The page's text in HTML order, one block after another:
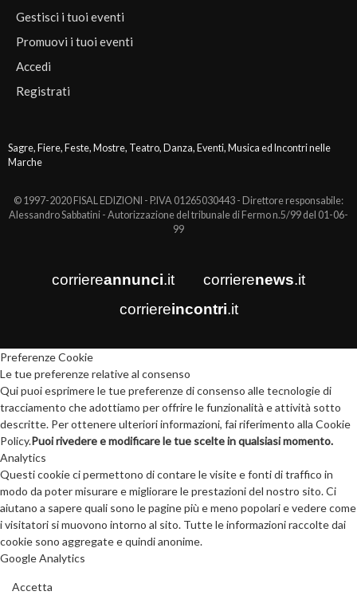
Gestisci i tuoi eventi
Promuovi i tuoi eventi
Accedi
Registrati
Sagre, Fiere, Feste, Mostre, Teatro, Danza, Eventi, Musica ed Incontri nelle
Marche
© 1997-2020 FISAL EDIZIONI - P.IVA 01265030443 - Direttore responsabile:
Alessandro Sabbatini - Autorizzazione del tribunale di Fermo n.5/99 del 01-06-
99
corriereannunci.it corrierenews.it
corriereincontri.it
Preferenze Cookie
Le tue preferenze relative al consenso
Qui puoi esprimere le tue preferenze di consenso alle tecnologie di
tracciamento che adottiamo per offrire le funzionalità e attività sotto
descritte. Per ottenere ulteriori informazioni, fai riferimento alla Cookie
Policy.Puoi rivedere e modificare le tue scelte in qualsiasi momento.
Analytics
Questi cookie ci permettono di contare le visite e fonti di traffico in
modo da poter misurare e migliorare le prestazioni del nostro sito. Ci
aiutano a sapere quali sono le pagine più e meno popolari e vedere come
i visitatori si muovono intorno al sito. Tutte le informazioni raccolte dai
cookie sono aggregate e quindi anonime.
Google Analytics
Accetta